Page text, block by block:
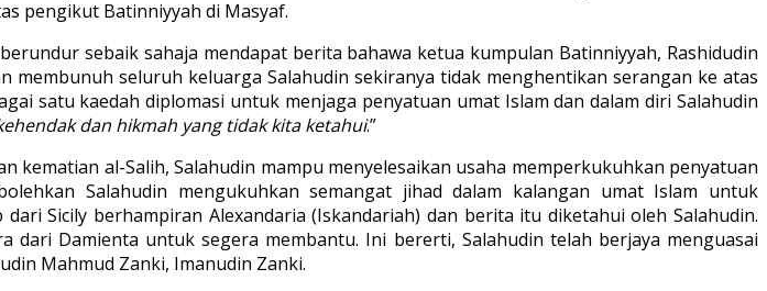
pengikut Batinniyyah di Masyaf.
sebaik sahaja mendapat berita bahawa ketua kumpulan Batinniyyah, Rashidudin
seluruh keluarga Salahudin sekiranya tidak menghentikan serangan ke atas
satu kaedah diplomasi untuk menjaga penyatuan umat Islam dan dalam diri Salahudin
dan hikmah yang tidak kita ketahui.”
kematian al-Salih, Salahudin mampu menyelesaikan usaha memperkukuhkan penyatuan
Salahudin mengukuhkan semangat jihad dalam kalangan umat Islam untuk
Sicily berhampiran Alexandaria (Iskandariah) dan berita itu diketahui oleh Salahudin.
Damienta untuk segera membantu. Ini bererti, Salahudin telah berjaya menguasai
Mahmud Zanki, Imanudin Zanki.